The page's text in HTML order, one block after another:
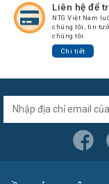
Thương
Hiệu
Đổi
Dịch
Liên hệ để
NTG Việt Nam
chúng tôi, tin
chúng tôi.
Chi tiết